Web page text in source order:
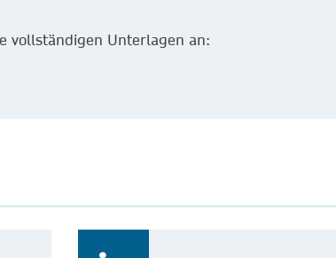
vollständigen Unterlagen an: